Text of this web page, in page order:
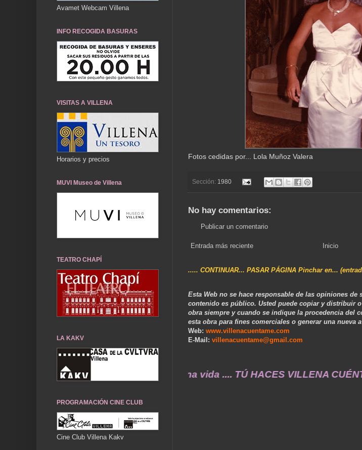
Fotos cedidas por... Lola Muñoz Valera
Sección: 1980
No hay comentarios:
Publicar un comentario
Entrada más reciente Inicio
..... CONTINUAR... PASAR PÁGINA Pinchar en...
Esta Web no se hace responsable de las opiniones de
contenido es público. Usted puede copiar y distribuir
obra siempre y cuando se indique la procedencia del
esta obra para fines comerciales o generar una nueva
Web: www.villenacuentame.com
E-Mail: villenacuentame@gmail.com
de ayer durarán toda una vida .... TÚ HACES VILLENA CUÉNTAME...
Avamet Webcam Villena
INFO RECOGIDA BASURAS
VISITAS A VILLENA
Horarios y precios
MUVI Museo de Villena
TEATRO CHAPÍ
LA KAKV
PROGRAMACIÓN CINE CLUB
Cine Club Villena Kakv